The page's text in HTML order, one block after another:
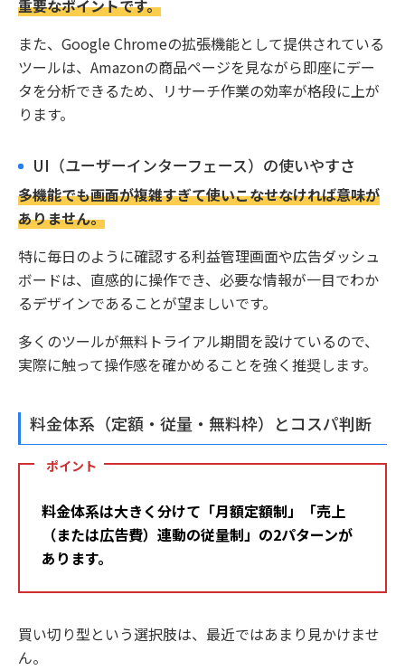
重要なポイントです。
また、Google Chromeの拡張機能として提供されている
ツールは、Amazonの商品ページを見ながら即座にデー
タを分析できるため、リサーチ作業の効率が格段に上が
ります。
UI（ユーザーインターフェース）の使いやすさ
多機能でも画面が複雑すぎて使いこなせなければ意味が
ありません。
特に毎日のように確認する利益管理画面や広告ダッシュ
ボードは、直感的に操作でき、必要な情報が一目でわか
るデザインであることが望ましいです。
多くのツールが無料トライアル期間を設けているので、
実際に触って操作感を確かめることを強く推奨します。
料金体系（定額・従量・無料枠）とコスパ判断
ポイント
料金体系は大きく分けて「月額定額制」「売上
（または広告費）連動の従量制」の2パターンが
あります。
買い切り型という選択肢は、最近ではあまり見かけませ
ん。